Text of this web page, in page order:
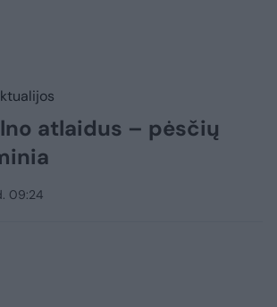
atlaidus – pėsčių
09:24